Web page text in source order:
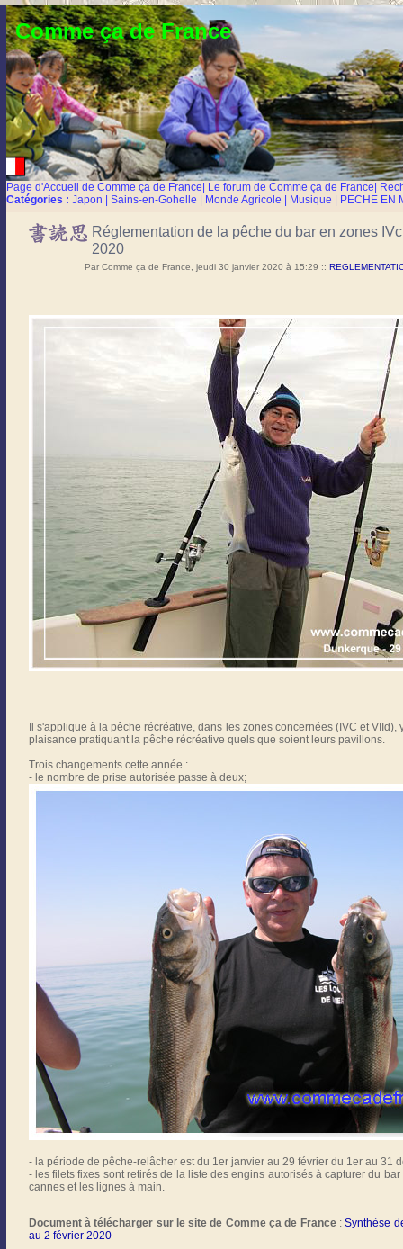
Comme ça de France
Page d'Accueil de Comme ça de France| Le forum de Comme ça de France|
Catégories : Japon |Sains-en-Gohelle | Monde Agricole | Musique | PECHE EN
Réglementation de la pêche du bar en zones
2020
Par Comme ça de France, jeudi 30 janvier 2020 à 15:29 ::
Il s'applique à la pêche récréative, dans les zones concernées (IVC et
plaisance pratiquant la pêche récréative quels que soient leurs pavillons.
Trois changements cette année :
- le nombre de prise autorisée passe à deux;
- la période de pêche-relâcher est du 1er janvier au 29 février du 1er au 31
- les filets fixes sont retirés de la liste des engins autorisés à capturer du
cannes et les lignes à main.
Document à télécharger sur le site de Comme ça de France:Synthèse
au 2 février 2020